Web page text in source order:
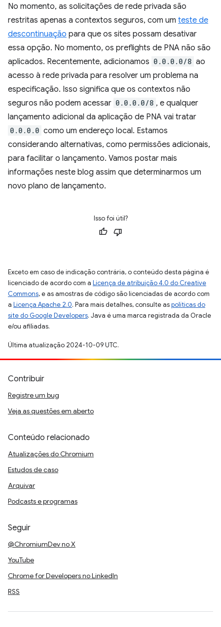
No momento, as solicitações de rede privada são
restritas apenas a contextos seguros, com um teste de
descontinuação para que os sites possam desativar
essa opção. No momento, os preflights de PNA não são
aplicados. Recentemente, adicionamos 0.0.0.0/8 ao
acesso à rede privada para resolver um problema na
especificação. Isso significa que os contextos não
seguros não podem acessar 0.0.0.0/8 , e qualquer
lançamento adicional da aplicação de PNA vai tratar
0.0.0.0 como um endereço local. Estamos
considerando alternativas, como permissões adicionais,
para facilitar o lançamento. Vamos postar mais
informações neste blog assim que determinarmos um
novo plano de lançamento.
Isso foi útil?
Exceto em caso de indicação contrária, o conteúdo desta página é
licenciado de acordo com a Licença de atribuição 4.0 do Creative
Commons, e as amostras de código são licenciadas de acordo com
a Licença Apache 2.0. Para mais detalhes, consulte aspolíticas do
site do Google Developers. Java é uma marca registrada da Oracle
e/ou afiliadas.
Última atualização 2024-10-09 UTC.
Contribuir
Registre um bug
Veja as questões em aberto
Conteúdo relacionado
Atualizações do Chromium
Estudos de caso
Arquivar
Podcasts e programas
Seguir
@ChromiumDev no X
YouTube
Chrome for Developers no LinkedIn
RSS